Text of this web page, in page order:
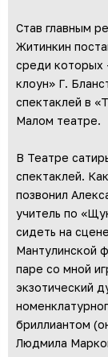
Став главным
Житинкин
среди
клоун» Г.
спектаклей в
Малом театре.
В Театре
спектаклей.
позвонил
учитель по
сидеть на
Мантулинской
паре со мной
экзотический
бриллиантом
Людмила